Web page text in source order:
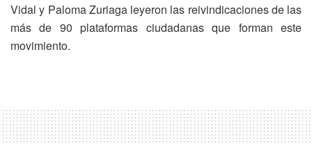
Vidal y Paloma Zuriaga leyeron las reivindicaciones de las
más de 90 plataformas ciudadanas que forman este
movimiento.